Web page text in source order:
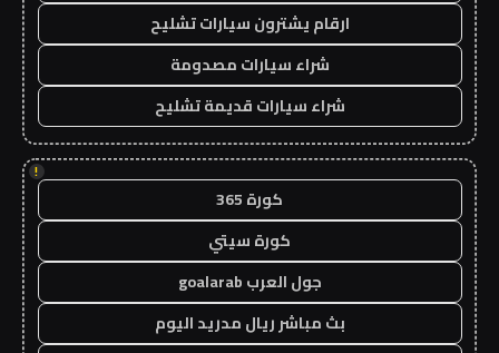
ارقام يشترون سيارات تشليح
شراء سيارات مصدومة
شراء سيارات قديمة تشليح
!
كورة 365
كورة سيتي
جول العرب goalarab
بث مباشر ريال مدريد اليوم